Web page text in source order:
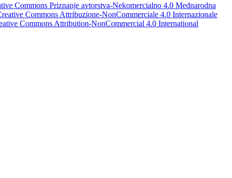
Commons Priznanje avtorstva-Nekomercialno 4.0 Mednarodna
Commons Attribuzione-NonCommerciale 4.0 Internazionale
Commons Attribution-NonCommercial 4.0 International